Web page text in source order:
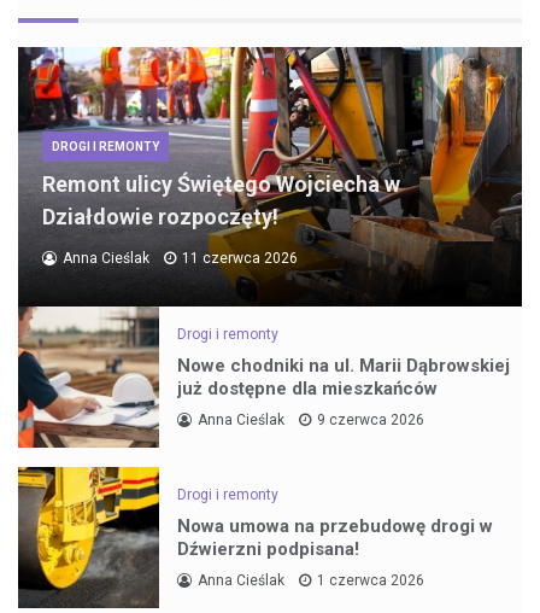
DROGI I REMONTY
Remont ulicy Świętego Wojciecha w
Działdowie rozpoczęty!
Anna Cieślak 11 czerwca 2026
Drogi i remonty
Nowe chodniki na ul. Marii Dąbrowskiej
już dostępne dla mieszkańców
Anna Cieślak 9 czerwca 2026
Drogi i remonty
Nowa umowa na przebudowę drogi w
Dźwierzni podpisana!
Anna Cieślak 1 czerwca 2026